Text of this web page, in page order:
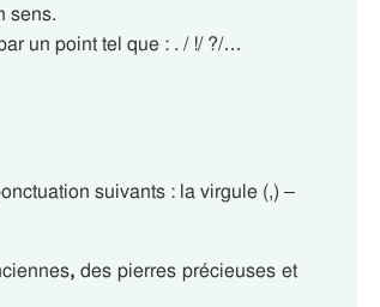
sens.
un point tel que : . / !/ ?/…
suivants : la virgule (,) –
, des pierres précieuses et